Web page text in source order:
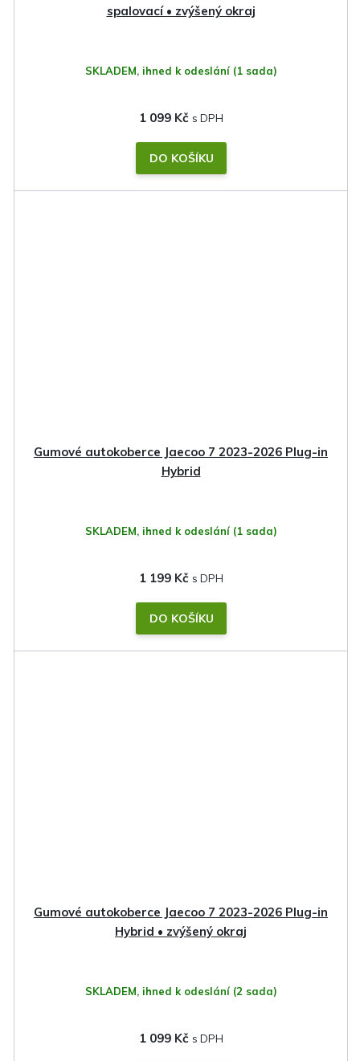
spalovací • zvýšený okraj
SKLADEM, ihned k odeslání (1 sada)
1 099 Kč
DO KOŠÍKU
Gumové autokoberce Jaecoo 7 2023-2026 Plug-in
Hybrid
SKLADEM, ihned k odeslání (1 sada)
1 199 Kč
DO KOŠÍKU
Gumové autokoberce Jaecoo 7 2023-2026 Plug-in
Hybrid • zvýšený okraj
SKLADEM, ihned k odeslání (2 sada)
1 099 Kč